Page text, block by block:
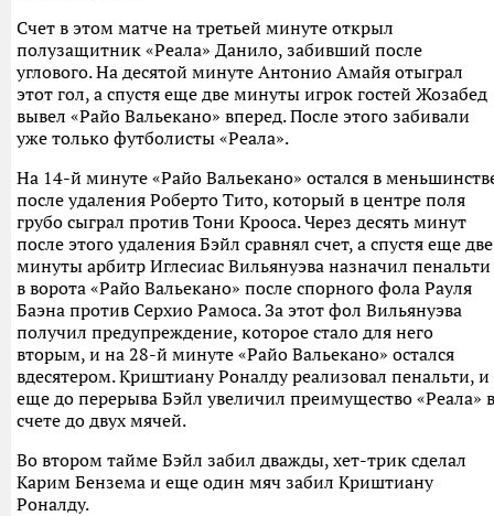
Счет в этом матче на третьей минуте открыл
полузащитник «Реала» Данило, забивший после
углового. На десятой минуте Антонио Амайя отыграл
этот гол, а спустя еще две минуты игрок гостей Жозабед
вывел «Райо Вальекано» вперед. После этого забивали
уже только футболисты «Реала».
На 14-й минуте «Райо Вальекано» остался в
после удаления Роберто Тито, который в центре поля
грубо сыграл против Тони Крооса. Через десять минут
после этого удаления Бэйл сравнял счет, а спустя еще две
минуты арбитр Иглесиас Вильянуэва назначил пенальти
в ворота «Райо Вальекано» после спорного фола Рауля
Баэна против Серхио Рамоса. За этот фол Вильянуэва
получил предупреждение, которое стало для него
вторым, и на 28-й минуте «Райо Вальекано» остался
вдесятером. Криштиану Роналду реализовал пенальти, и
еще до перерыва Бэйл увеличил преимущество «Реала» в
счете до двух мячей.
Во втором тайме Бэйл забил дважды, хет-трик сделал
Карим Бензема и еще один мяч забил Криштиану
Роналду.